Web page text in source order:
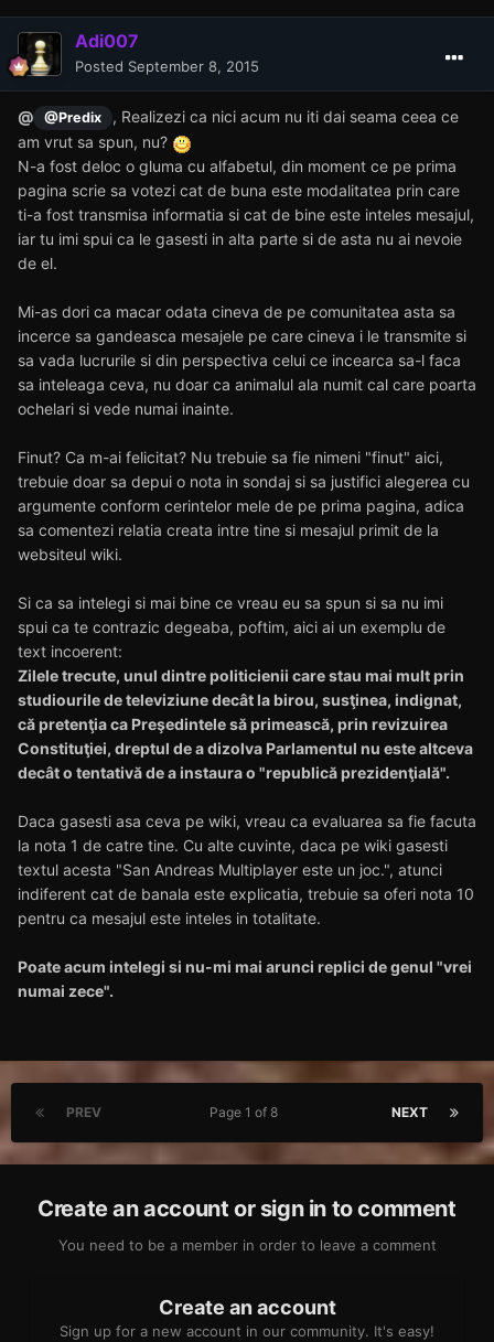
Adi007
Posted September 8, 2015
@ @Predix
, Realizezi ca nici acum nu iti dai seama ceea ce
am vrut sa spun, nu?
N-a fost deloc o gluma cu alfabetul, din moment ce pe prima
pagina scrie sa votezi cat de buna este modalitatea prin care
ti-a fost transmisa informatia si cat de bine este inteles mesajul,
iar tu imi spui ca le gasesti in alta parte si de asta nu ai nevoie
de el.
Mi-as dori ca macar odata cineva de pe comunitatea asta sa
incerce sa gandeasca mesajele pe care cineva i le transmite si
sa vada lucrurile si din perspectiva celui ce incearca sa-l faca
sa inteleaga ceva, nu doar ca animalul ala numit cal care poarta
ochelari si vede numai inainte.
Finut? Ca m-ai felicitat? Nu trebuie sa fie nimeni "finut" aici,
trebuie doar sa depui o nota in sondaj si sa justifici alegerea cu
argumente conform cerintelor mele de pe prima pagina, adica
sa comentezi relatia creata intre tine si mesajul primit de la
websiteul wiki.
Si ca sa intelegi si mai bine ce vreau eu sa spun si sa nu imi
spui ca te contrazic degeaba, poftim, aici ai un exemplu de
text incoerent:
Zilele trecute, unul dintre politicienii care stau mai mult prin
studiourile de televiziune decât la birou, susţinea, indignat,
că pretenţia ca Preşedintele să primească, prin revizuirea
Constituţiei, dreptul de a dizolva Parlamentul nu este altceva
decât o tentativă de a instaura o "republică prezidenţială".
Daca gasesti asa ceva pe wiki, vreau ca evaluarea sa fie facuta
la nota 1 de catre tine. Cu alte cuvinte, daca pe wiki gasesti
textul acesta "San Andreas Multiplayer este un joc.", atunci
indiferent cat de banala este explicatia, trebuie sa oferi nota 10
pentru ca mesajul este inteles in totalitate.
Poate acum intelegi si nu-mi mai arunci replici de genul "vrei
numai zece".
PREV NEXT
Page 1 of 8
Create an account or sign in to comment
You need to be a member in order to leave a comment
Create an account
Sign up for a new account in our community. It's easy!